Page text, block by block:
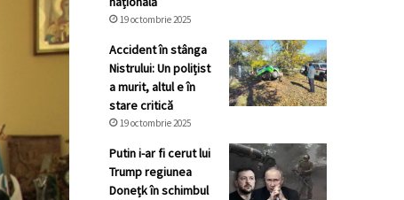
19 octombrie 2025
Accident în stânga
Nistrului: Un polițist
a murit, altul e în
stare critică
19 octombrie 2025
Putin i-ar fi cerut lui
Trump regiunea
Donețk în schimbul